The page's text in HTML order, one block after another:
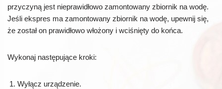
przyczyną jest nieprawidłowo zamontowany zbiornik na wodę.
Jeśli ekspres ma zamontowany zbiornik na wodę, upewnij się,
że został on prawidłowo włożony i wciśnięty do końca.
Wykonaj następujące kroki:
Wyłącz urządzenie.